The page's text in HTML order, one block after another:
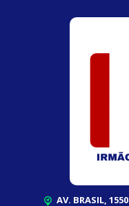
AV. BRASIL,